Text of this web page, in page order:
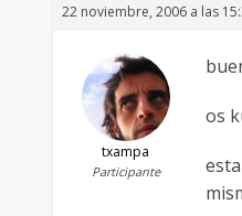
22 noviembre, 2006 a las
txampa
Participante
os